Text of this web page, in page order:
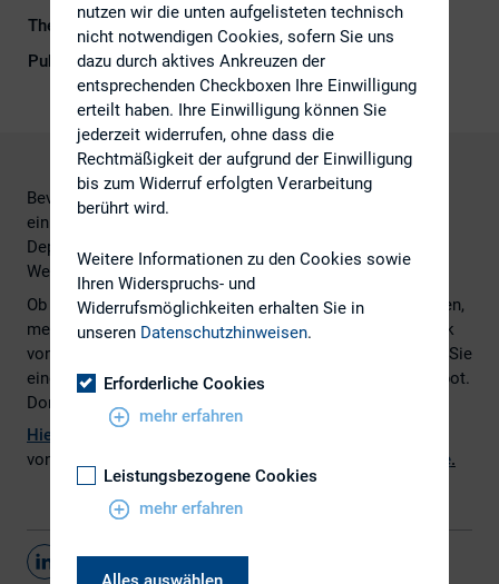
Themengebiete
Investoren, Kapitalmarktrecht
Publikationsform
Externe Publikationen
Bevor Sie in den Handel mit Aktien einsteigen, bedarf es
einiger praktischer Vorbereitungen. Alles über
Depoteröffnung, Handelsplätze und Ihre erste
Wertpapierorder an der Börse.
Ob Sie an der Börse auf die Zukunft eines Konzerns wetten,
mehr aus Ihren Ersparnissen holen oder einfach ein Stück
von Ihrem Lieblingsfußballverein erwerben wollen: Bevor Sie
eine Aktie kaufen können, brauchen Sie zunächst ein Depot.
Dort werden Ihre Wertpapiere elektronisch gelagert.
Hier
von Larissa Holzki, erschienen bei
www.sueddeutsche.de.
Teilen
nutzen wir die unten aufgelisteten technisch
nicht notwendigen Cookies, sofern Sie uns
dazu durch aktives Ankreuzen der
entsprechenden Checkboxen Ihre Einwilligung
erteilt haben. Ihre Einwilligung können Sie
jederzeit widerrufen, ohne dass die
Rechtmäßigkeit der aufgrund der Einwilligung
bis zum Widerruf erfolgten Verarbeitung
berührt wird.
Weitere Informationen zu den Cookies sowie
Ihren Widerspruchs- und
Widerrufsmöglichkeiten erhalten Sie in
unseren Datenschutzhinweisen.
Erforderliche Cookies
mehr erfahren
Leistungsbezogene Cookies
mehr erfahren